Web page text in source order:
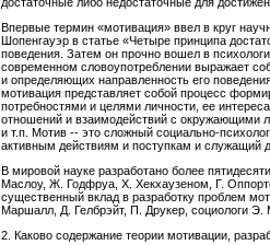
Впервые термин «мотивация» ввел в круг
Шопенгауэр в статье «Четыре принципа
поведения. Затем он прочно вошел в
современном словоупотреблении выражает
и определяющих направленность его
мотивация представляет собой процесс
потребностями и целями личности, ее
отношений и взаимодействий с окружающими
и т.п. Мотив -- это сложный социально-
активным действиям и поступкам и служащий
В мировой науке разработано более
Маслоу, Ж. Годфруа, X. Хекхаузеном, Г.
существенный вклад в разработку проблем
Маршалл, Д. Гелбрэйт, П. Друкер, социологи Э.
2. Каково содержание теории мотивации,